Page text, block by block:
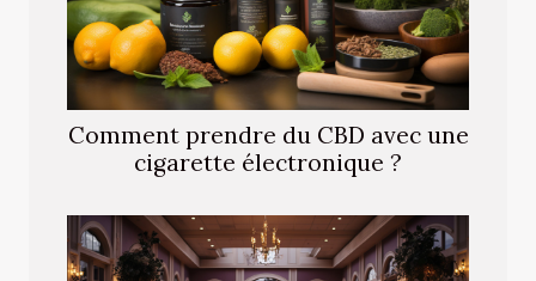
Comment prendre du CBD avec une
cigarette électronique ?